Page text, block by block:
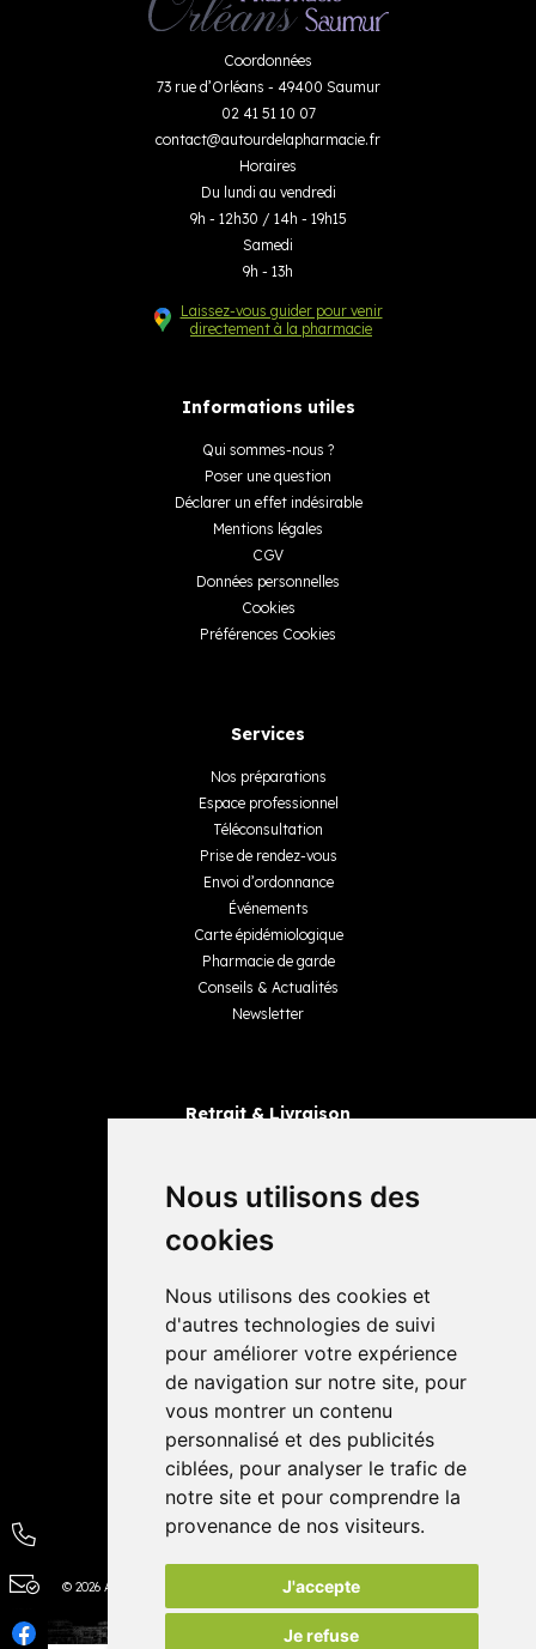
Nous utilisons des
cookies
Nous utilisons des cookies et
d'autres technologies de suivi
pour améliorer votre expérience
de navigation sur notre site, pour
vous montrer un contenu
personnalisé et des publicités
ciblées, pour analyser le trafic de
notre site et pour comprendre la
provenance de nos visiteurs.
J'accepte
Je refuse
Coordonnées
73 rue d’Orléans - 49400 Saumur
02 41 51 10 07
contact@autourdelapharmacie.fr
Horaires
Du lundi au vendredi
9h - 12h30 / 14h - 19h15
Samedi
9h - 13h
Laissez-vous guider pour venir
directement à la pharmacie
Informations utiles
Qui sommes-nous ?
Poser une question
Déclarer un effet indésirable
Mentions légales
CGV
Données personnelles
Cookies
Préférences Cookies
Services
Nos préparations
Espace professionnel
Téléconsultation
Prise de rendez-vous
Envoi d’ordonnance
Événements
Carte épidémiologique
Pharmacie de garde
Conseils & Actualités
Newsletter
Retrait & Livraison
Livraisons
4,4 / 5 65 avis
© 2026 Autour de la Pharmacie Tous droits réservés